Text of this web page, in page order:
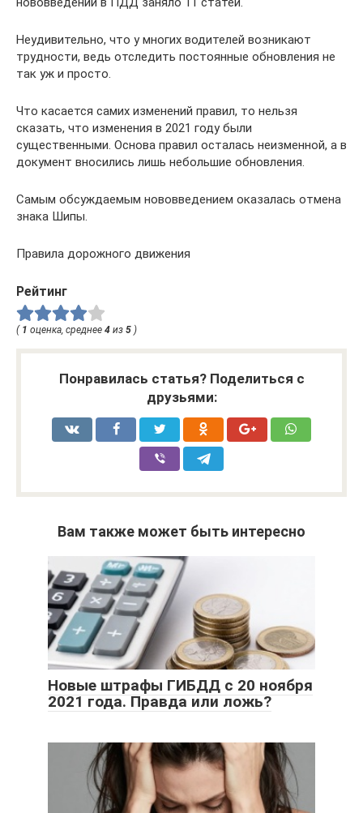
Неудивительно, что у многих водителей возникают
трудности, ведь отследить постоянные обновления не
так уж и просто.
Что касается самих изменений правил, то нельзя
сказать, что изменения в 2021 году были
существенными. Основа правил осталась неизменной, а в
документ вносились лишь небольшие обновления.
Самым обсуждаемым нововведением оказалась отмена
знака Шипы.
Правила дорожного движения
Рейтинг
( 1 оценка, среднее 4 из 5 )
Понравилась статья? Поделиться с
друзьями:
Вам также может быть интересно
Новые штрафы ГИБДД с 20 ноября
2021 года. Правда или ложь?